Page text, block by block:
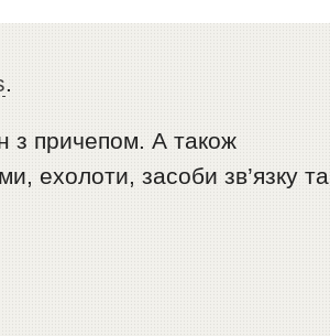
.
з причепом. А також
ехолоти, засоби зв’язку та